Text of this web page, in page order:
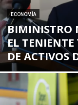
ECONOMÍA
BIMINISTRO
EL
DE ACTIVOS